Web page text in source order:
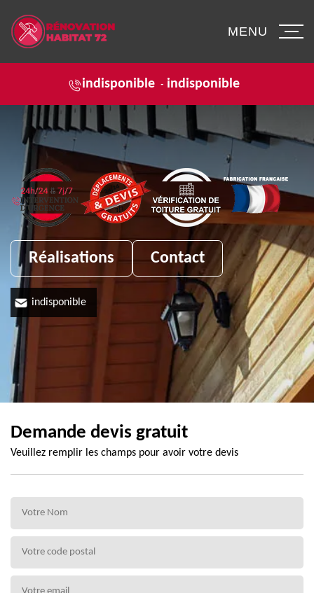
indisponible - indisponible
MENU
Réalisations Contact
indisponible
Demande devis gratuit
Veuillez remplir les champs pour avoir votre devis